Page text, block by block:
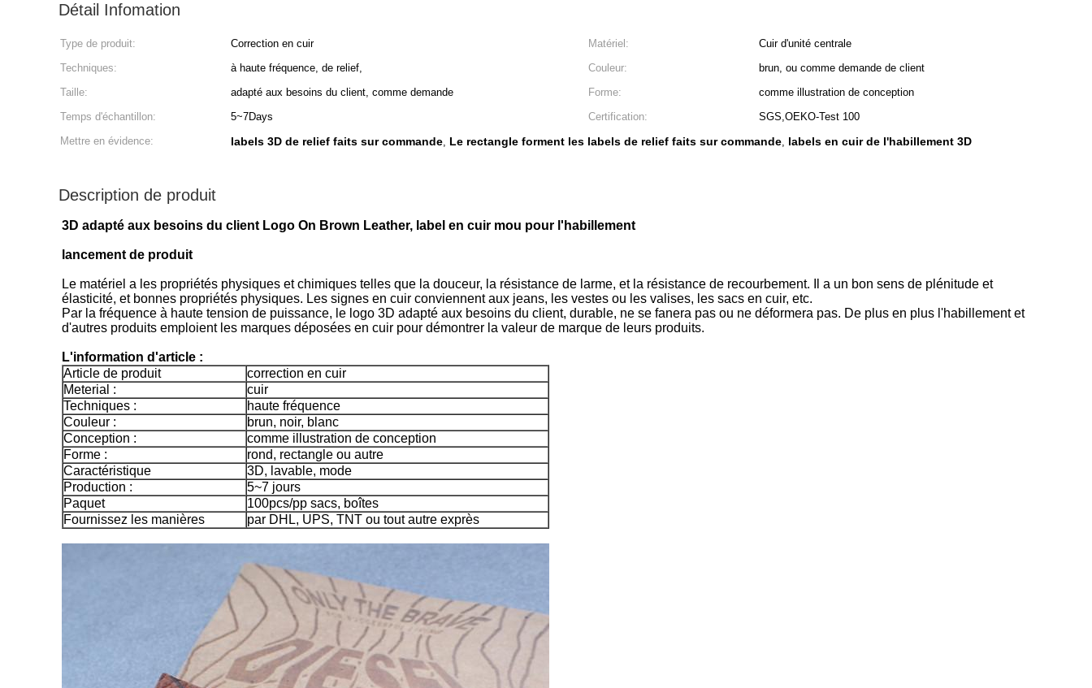
Détail Infomation
Type de produit: Correction en cuir Matériel:
Cuir d'unité centrale
Techniques:
à haute fréquence, de relief, Couleur:
brun, ou comme demande de client
Taille:
adapté aux besoins du client, comme demande Forme:
comme illustration de conception
Temps d'échantillon:
5~7Days Certification:
SGS,OEKO-Test 100
Mettre en évidence:
labels 3D de relief faits sur commande, Le rectangle forment les labels de relief faits sur commande, labels en cuir de l'habillement 3D
Description de produit
3D adapté aux besoins du client Logo On Brown Leather, label en cuir mou pour l'habillement
lancement de produit
Le matériel a les propriétés physiques et chimiques telles que la douceur, la résistance de larme, et la résistance de recourbement. Il a un bon sens de plénitude et
élasticité, et bonnes propriétés physiques. Les signes en cuir conviennent aux jeans, les vestes ou les valises, les sacs en cuir, etc.
Par la fréquence à haute tension de puissance, le logo 3D adapté aux besoins du client, durable, ne se fanera pas ou ne déformera pas. De plus en plus l'habillement et
d'autres produits emploient les marques déposées en cuir pour démontrer la valeur de marque de leurs produits.
L'information d'article :
Article de produit
correction en cuir
Meterial :
cuir
Techniques :
haute fréquence
Couleur :
brun, noir, blanc
Conception :
comme illustration de conception
Forme :
rond, rectangle ou autre
Caractéristique
3D, lavable, mode
Production :
5~7 jours
Paquet
100pcs/pp sacs, boîtes
Fournissez les manières
par DHL, UPS, TNT ou tout autre exprès